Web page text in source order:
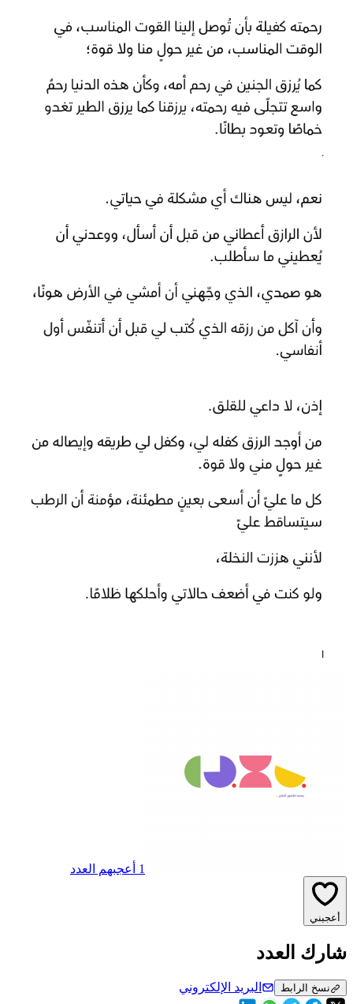
1 أعجبهم العدد
أعجبني
شارك العدد
نسخ الرابط البريد الإلكتروني